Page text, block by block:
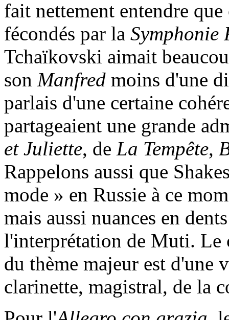
fait nettement entendre
fécondés par la Symphonie
Tchaïkovski aimait
son Manfred moins d'une
parlais d'une certaine
partageaient une grande
et Juliette, de La Tempête,
Rappelons aussi que
mode » en Russie à ce
mais aussi nuances en
l'interprétation de Muti. Le
du thème majeur est d'une
clarinette, magistral, de la